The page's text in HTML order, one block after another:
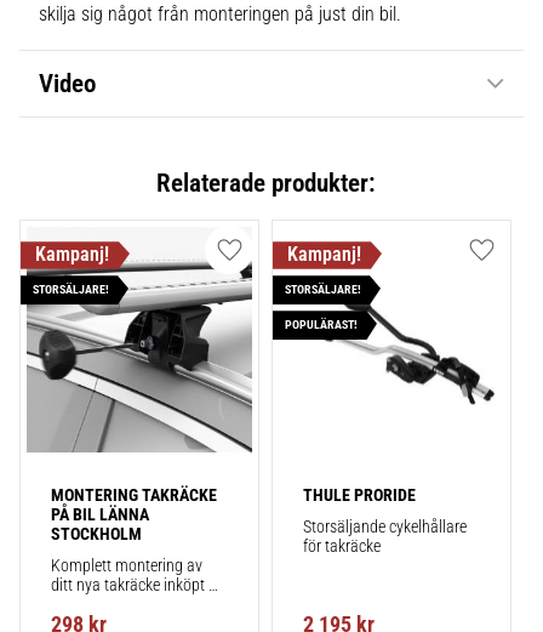
skilja sig något från monteringen på just din bil.
Video
Relaterade produkter:
MONTERING TAKRÄCKE
PÅ BIL LÄNNA
STOCKHOLM
Komplett montering av
ditt nya takräcke inköpt
montering på din bil.
298 kr
STORSÄLJARE!
Lägg till i favoriter
THULE PRORIDE
Storsäljande cykelhållare
för takräcke
2 195 kr
STORSÄLJARE!
POPULÄRAST!
Lägg